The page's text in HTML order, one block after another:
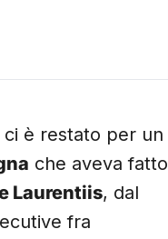
è restato per un
che aveva fatto
Laurentiis, dal
fra